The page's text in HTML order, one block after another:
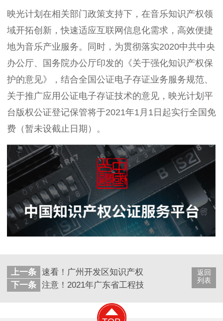
映光计划在相关部门政策支持下，在音乐知识产权领
域开拓创新，快速适应互联网信息化需求，高效便捷
地为音乐产业服务。同时，为贯彻落实2020中共中央
办公厅、国务院办公厅印发的《关于强化知识产权保
护的意见》，结合全国公证电子存证业务服务规范、
关于推广应用公证电子存证技术的意见，映光计划平
台版权公证登记保管将于2021年1月1日起实行全国免
费（暂未设截止日期）。
返回
列表
上一条 速看！广州开发区知识产权专项资金管理办法出
下一条 注意！2021年广东省工程技术研究中心可以开始